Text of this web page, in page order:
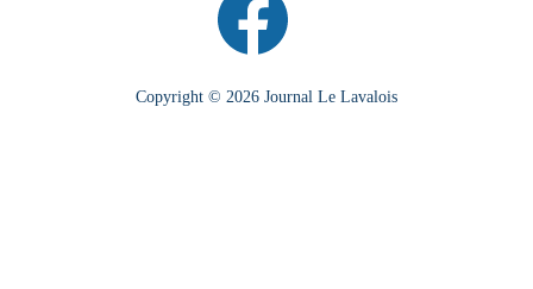
Copyright © 2026 Journal Le Lavalois